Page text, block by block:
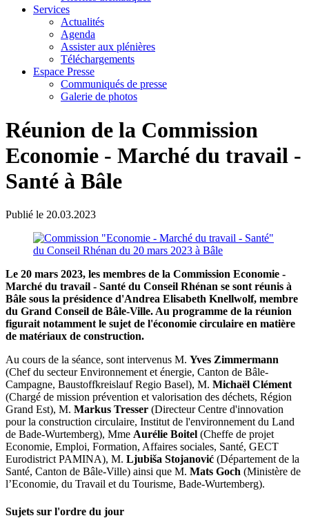
Services
Actualités
Agenda
Assister aux plénières
Téléchargements
Espace Presse
Communiqués de presse
Galerie de photos
Réunion de la Commission
Economie - Marché du travail -
Santé à Bâle
Publié le 20.03.2023
Le 20 mars 2023, les membres de la Commission Economie -
Marché du travail - Santé du Conseil Rhénan se sont réunis à
Bâle sous la présidence d'Andrea Elisabeth Knellwolf, membre
du Grand Conseil de Bâle-Ville. Au programme de la réunion
figurait notamment le sujet de l'économie circulaire en matière
de matériaux de construction.
Au cours de la séance, sont intervenus M. Yves Zimmermann
(Chef du secteur Environnement et énergie, Canton de Bâle-
Campagne, Baustoffkreislauf Regio Basel), M. Michaël Clément
(Chargé de mission prévention et valorisation des déchets, Région
Grand Est), M. Markus Tresser (Directeur Centre d'innovation
pour la construction circulaire, Institut de l'environnement du Land
de Bade-Wurtemberg), Mme Aurélie Boitel (Cheffe de projet
Economie, Emploi, Formation, Affaires sociales, Santé, GECT
Eurodistrict PAMINA), M. Ljubiša Stojanović (Département de la
Santé, Canton de Bâle-Ville) ainsi que M. Mats Goch (Ministère de
l’Economie, du Travail et du Tourisme, Bade-Wurtemberg).
Sujets sur l'ordre du jour